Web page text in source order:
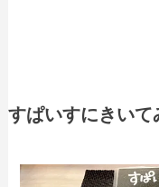
すぱいすにきい